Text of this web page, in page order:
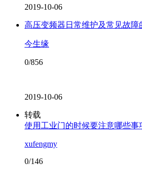
2019-10-06
高压变频器日常维护及常见故障
今生缘
0/856
2019-10-06
转载
使用工业门的时候要注意哪些事
xufengmy
0/146